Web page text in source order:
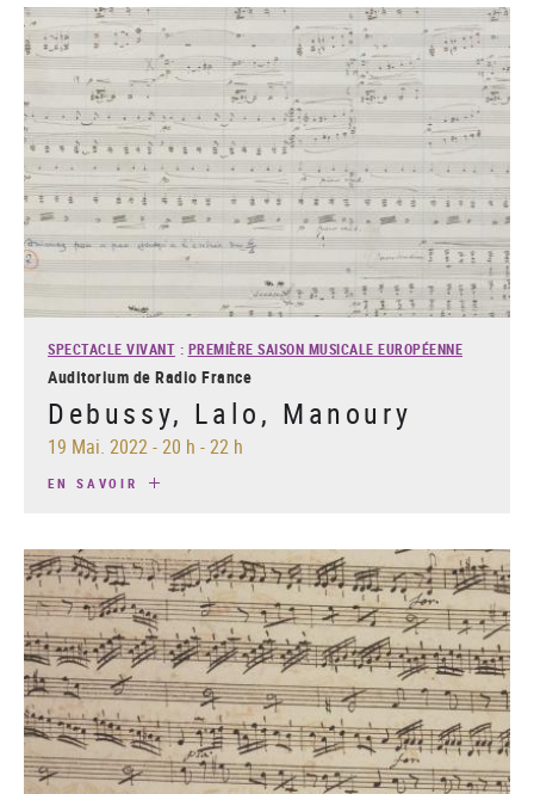
SPECTACLE VIVANT : PREMIÈRE SAISON MUSICALE EUROPÉENNE
Auditorium de Radio France
Debussy, Lalo, Manoury
19 Mai. 2022-20 h - 22 h
EN SAVOIR